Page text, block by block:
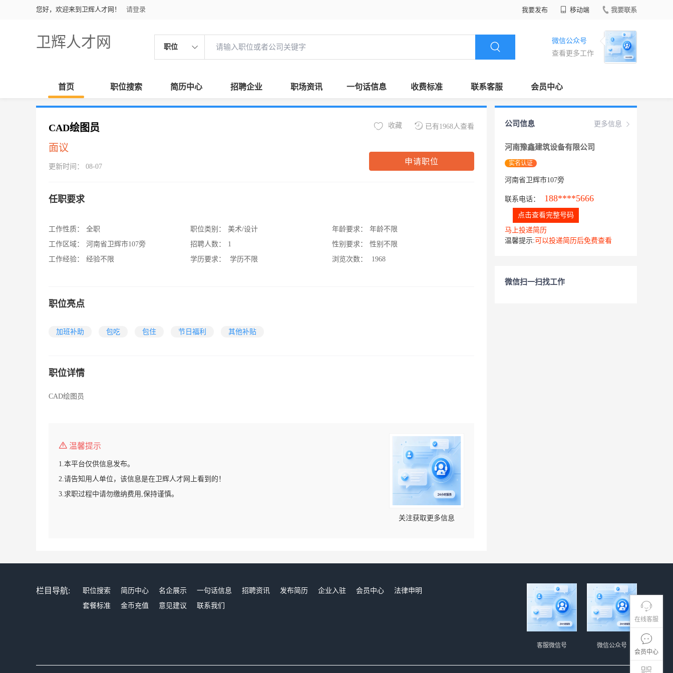
您好，欢迎来到卫辉人才网！ 请登录 我要发布 移动端 我要联系
卫辉人才网 职位
微信公众号
查看更多工作
首页 职位搜索 简历中心 招聘企业 职场资讯 一句话信息 收费标准 联系客服 会员中心
在线客服
会员中心
CAD绘图员
面议
更新时间： 08-07
已有1968人查看
收藏
申请职位
任职要求
工作性质：
全职
工作区域：
河南省卫辉市107旁
工作经验：
经验不限
职位类别：
美术/设计
招聘人数：
1
学历要求：
学历不限
年龄要求：
年龄不限
性别要求：
性别不限
浏览次数：
1968
职位亮点
加班补助 包吃 包住 节日福利 其他补贴
职位详情
CAD绘图员
温馨提示
1.本平台仅供信息发布。
2.请告知用人单位，该信息是在卫辉人才网上看到的！
3.求职过程中请勿缴纳费用,保持谨慎。
关注获取更多信息
更多信息
公司信息
河南豫鑫建筑设备有限公司
实名认证
河南省卫辉市107旁
联系电话： 188****5666
点击查看完整号码
马上投递简历
温馨提示: 可以投递简历后免费查看
微信扫一扫找工作
栏目导航: 职位搜索 简历中心 名企展示 一句话信息 招聘资讯 发布简历 企业入驻 会员中心
法律申明
套餐标准
金币充值 意见建议 联系我们
微信公众号
客服微信号